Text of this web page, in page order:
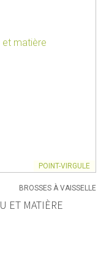
POINT-VIRGULE
BROSSES À VAISSELLE
ET MATIÈRE